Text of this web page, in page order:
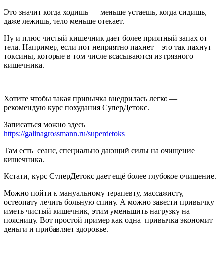
Это значит когда ходишь — меньше устаешь, когда сидишь,
даже лежишь, тело меньше отекает.
Ну и плюс чистый кишечник дает более приятный запах от
тела. Например, если пот неприятно пахнет – это так пахнут
токсины, которые в том числе всасываются из грязного
кишечника.
Хотите чтобы такая привычка внедрилась легко —
рекомендую курс похудания СуперДетокс.
Записаться можно здесь
https://galinagrossmann.ru/superdetoks
Там есть сеанс, специально дающий силы на очищение
кишечника.
Кстати, курс СуперДетокс дает ещё более глубокое очищение.
Можно пойти к мануальному терапевту, массажисту,
остеопату лечить больную спину. А можно завести привычку
иметь чистый кишечник, этим уменьшить нагрузку на
поясницу. Вот простой пример как одна привычка экономит
деньги и прибавляет здоровье.